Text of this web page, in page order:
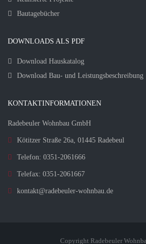
Bautagebücher
DOWNLOADS ALS PDF
Download Hauskatalog
Download Bau- und Leistungsbeschreibung
KONTAKTINFORMATIONEN
Radebeuler Wohnbau GmbH
Kötitzer Straße 26a, 01445 Radebeul
Telefon: 0351-2061666
Telefax: 0351-2061667
kontakt@radebeuler-wohnbau.de
Copyright Radebeuler